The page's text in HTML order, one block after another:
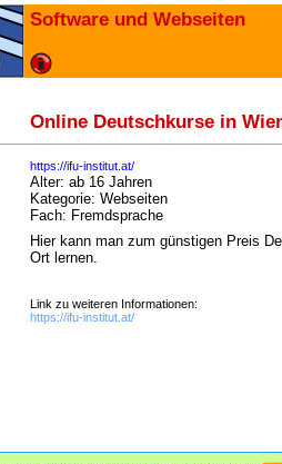
Software und Webseiten
Online Deutschkurse in
https://ifu-institut.at/
Alter: ab 16 Jahren
Kategorie: Webseiten
Fach: Fremdsprache
Hier kann man zum günstigen Preis
Ort lernen.
Link zu weiteren Informationen:
https://ifu-institut.at/